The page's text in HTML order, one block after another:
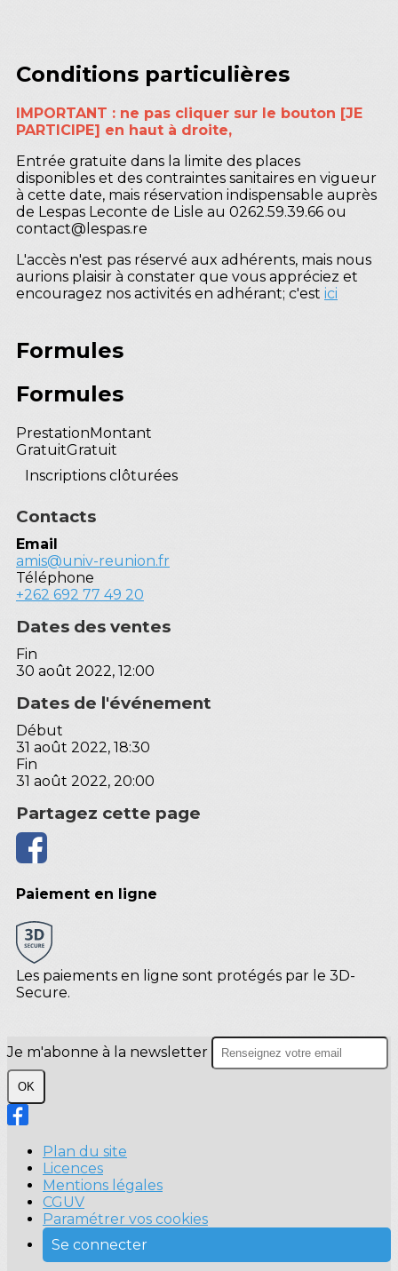
Conditions particulières
IMPORTANT : ne pas cliquer sur le bouton [JE
PARTICIPE] en haut à droite,
Entrée gratuite dans la limite des places
disponibles et des contraintes sanitaires en vigueur
à cette date, mais réservation indispensable auprès
de Lespas Leconte de Lisle au 0262.59.39.66 ou
contact@lespas.re
L'accès n'est pas réservé aux adhérents, mais nous
aurions plaisir à constater que vous appréciez et
encouragez nos activités en adhérant; c'est ici
Formules
Formules
PrestationMontant
GratuitGratuit
Inscriptions clôturées
Contacts
Email
amis@univ-reunion.fr
Téléphone
+262 692 77 49 20
Dates des ventes
Fin
30 août 2022, 12:00
Dates de l'événement
Début
31 août 2022, 18:30
Fin
31 août 2022, 20:00
Partagez cette page
Paiement en ligne
Les paiements en ligne sont protégés par le 3D-
Secure.
Je m'abonne à la newsletter
OK
Plan du site
Licences
Mentions légales
CGUV
Paramétrer vos cookies
Se connecter